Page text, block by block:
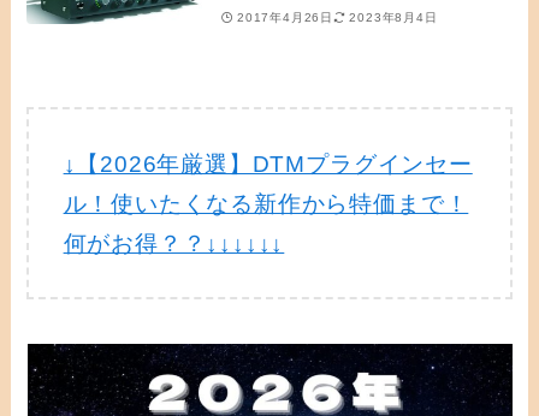
2017年4月26日 2023年8月4日
↓【2026年厳選】DTMプラグインセー
ル！使いたくなる新作から特価まで！
何がお得？？↓↓↓↓↓↓